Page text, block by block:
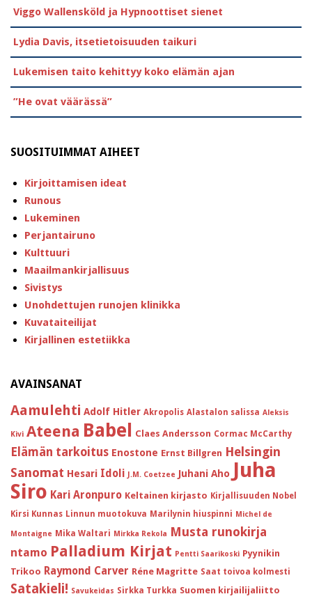
Viggo Wallensköld ja Hypnoottiset sienet
Lydia Davis, itsetietoisuuden taikuri
Lukemisen taito kehittyy koko elämän ajan
”He ovat väärässä”
SUOSITUIMMAT AIHEET
Kirjoittamisen ideat
Runous
Lukeminen
Perjantairuno
Kulttuuri
Maailmankirjallisuus
Sivistys
Unohdettujen runojen klinikka
Kuvataiteilijat
Kirjallinen estetiikka
AVAINSANAT
Aamulehti Adolf Hitler Akropolis Alastalon salissa Aleksis
Kivi Ateena Babel Claes Andersson Cormac McCarthy
Elämän tarkoitus Enostone Ernst Billgren Helsingin
Sanomat Hesari Idoli J.M. Coetzee Juhani Aho Juha
Siro Kari Aronpuro Keltainen kirjasto Kirjallisuuden Nobel
Kirsi Kunnas Linnun muotokuva Marilynin hiuspinni Michel de
Montaigne Mika Waltari Mirkka Rekola Musta runokirja
ntamo Palladium Kirjat Pentti Saarikoski Pyynikin
Trikoo Raymond Carver Réne Magritte Saat toivoa kolmesti
Satakieli! Savukeidas Sirkka Turkka Suomen kirjailijaliitto